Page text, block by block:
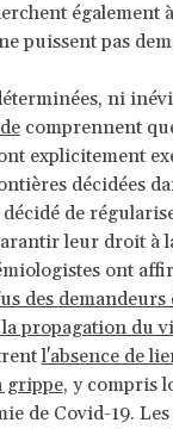
également à
puissent pas
ni
comprennent
explicitement
décidées
de
leur droit à
ont
des demandeurs
propagation du
l'absence de
grippe, y compris
de Covid-19.